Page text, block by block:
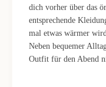
dich vorher über das
entsprechende
mal etwas wärmer
Neben bequemer
Outfit für den Abend